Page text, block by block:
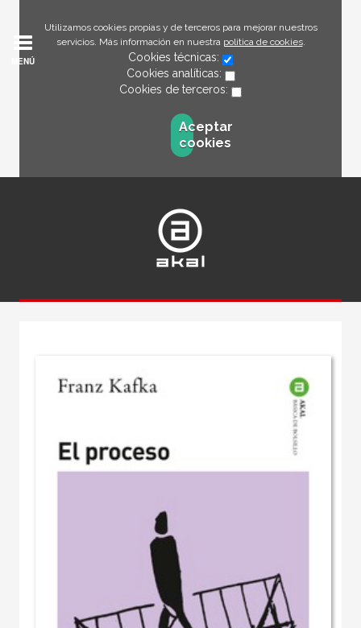
Utilizamos cookies propias y de terceros para mejorar nuestros
servicios. Más información en nuestra política de cookies.
Cookies técnicas:
Cookies analíticas:
Cookies de terceros:
Aceptar
cookies
MENÚ